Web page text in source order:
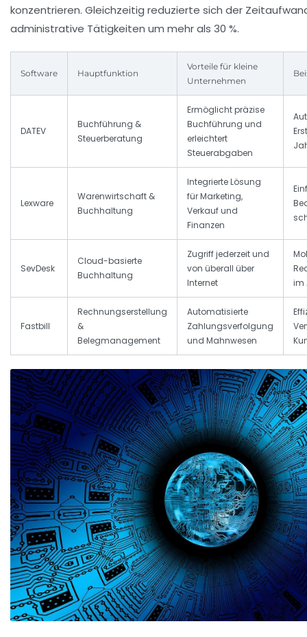
konzentrieren. Gleichzeitig reduzierte sich der
administrative Tätigkeiten um mehr als 30 %.
Software Hauptfunktion
Vorteile für kleine
Unternehmen
DATEV
Buchführung &
Steuerberatung
Ermöglicht präzise
Buchführung und
erleichtert
Steuerabgaben
Lexware
Warenwirtschaft &
Buchhaltung
Integrierte Lösung
für Marketing,
Verkauf und
Finanzen
SevDesk
Cloud-basierte
Buchhaltung
Zugriff jederzeit und
von überall über
Internet
im
Fastbill
Rechnungserstellung
&
Belegmanagement
Automatisierte
Zahlungsverfolgung
und Mahnwesen